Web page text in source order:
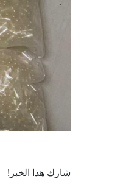
شارك هذا الخبر!